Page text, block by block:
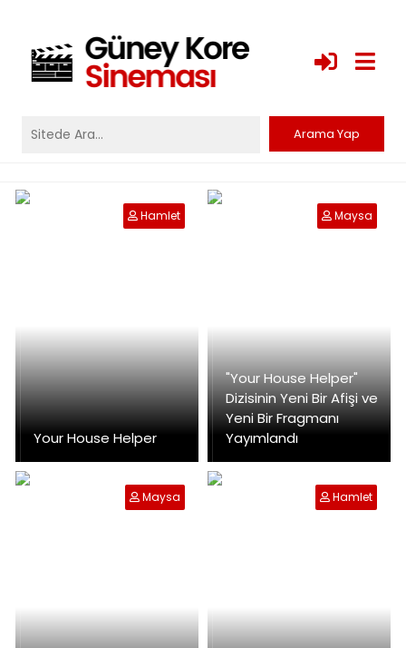
Your House Helper
Hamlet
"Your House Helper"
Dizisinin Yeni Bir Afişi ve
Yeni Bir Fragmanı
Yayımlandı
Maysa
Maysa Hamlet